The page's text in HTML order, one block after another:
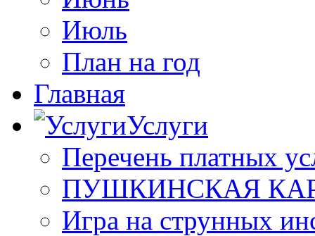
Июль
План на год
Главная
Услуги
Перечень платных
ПУШКИНСКАЯ
Игра на струнных